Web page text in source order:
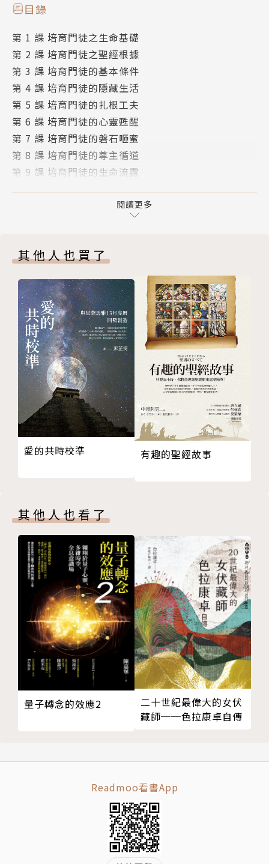
目錄
第 1 課 培育門徒之生命基礎
第 2 課 培育門徒之聖經根據
第 3 課 培育門徒的基本條件
第 4 課 培育門徒的隱藏生活
第 5 課 培育門徒的扎根工夫
第 6 課 培育門徒的心靈甦醒
第 7 課 培育門徒的磐石咂蜜
第 8 課 培育門徒的尊主循道
第 9 課 培育門徒的生命流露
第11課 培育門徒的時間管理
第12課 培育門徒的主要目的
閱讀更多
其他人也買了
愛的共時校準 有趣的聖經故事
其他人也看了
量子轉念的效應2
二十世紀最偉大的女伏
藏師──色拉康卓自傳
Readmoo看書App